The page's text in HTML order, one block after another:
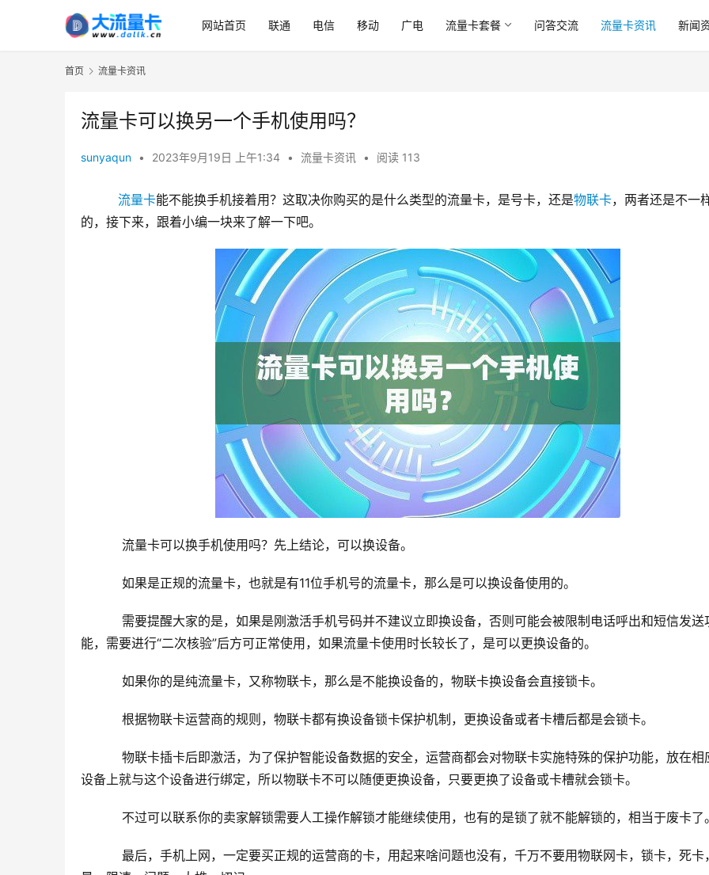
网站首页 联通 电信 移动 广电 流量卡套餐 问答交流 流量卡资讯 新闻
首页 流量卡资讯
流量卡可以换另一个手机使用吗？
sunyaqun • 2023年9月19日 上午1:34 • 流量卡资讯 • 阅读 113
流量卡能不能换手机接着用？这取决你购买的是什么类型的流量卡，是号卡，还是物联卡，两者还是不一
的，接下来，跟着小编一块来了解一下吧。
流量卡可以换手机使用吗？先上结论，可以换设备。
如果是正规的流量卡，也就是有11位手机号的流量卡，那么是可以换设备使用的。
需要提醒大家的是，如果是刚激活手机号码并不建议立即换设备，否则可能会被限制电话呼出和短信发送
能，需要进行“二次核验”后方可正常使用，如果流量卡使用时长较长了，是可以更换设备的。
如果你的是纯流量卡，又称物联卡，那么是不能换设备的，物联卡换设备会直接锁卡。
根据物联卡运营商的规则，物联卡都有换设备锁卡保护机制，更换设备或者卡槽后都是会锁卡。
物联卡插卡后即激活，为了保护智能设备数据的安全，运营商都会对物联卡实施特殊的保护功能，放在相
设备上就与这个设备进行绑定，所以物联卡不可以随便更换设备，只要更换了设备或卡槽就会锁卡。
不过可以联系你的卖家解锁需要人工操作解锁才能继续使用，也有的是锁了就不能解锁的，相当于废卡了。
最后，手机上网，一定要买正规的运营商的卡，用起来啥问题也没有，千万不要用物联网卡，锁卡，死卡